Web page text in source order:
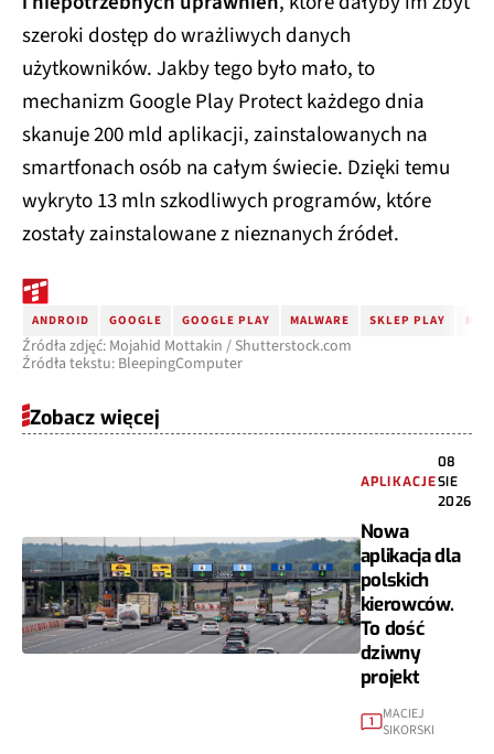
szeroki dostęp do wrażliwych danych
użytkowników. Jakby tego było mało, to
mechanizm Google Play Protect każdego dnia
skanuje 200 mld aplikacji, zainstalowanych na
smartfonach osób na całym świecie. Dzięki temu
wykryto 13 mln szkodliwych programów, które
zostały zainstalowane z nieznanych źródeł.
ANDROID GOOGLE GOOGLE PLAY MALWARE SKLEP PLAY
Źródła zdjęć: Mojahid Mottakin / Shutterstock.com
Źródła tekstu: BleepingComputer
Zobacz więcej
APLIKACJE
08
SIE
2026
Nowa
aplikacja dla
polskich
kierowców.
To dość
dziwny
projekt
1
MACIEJ
SIKORSKI